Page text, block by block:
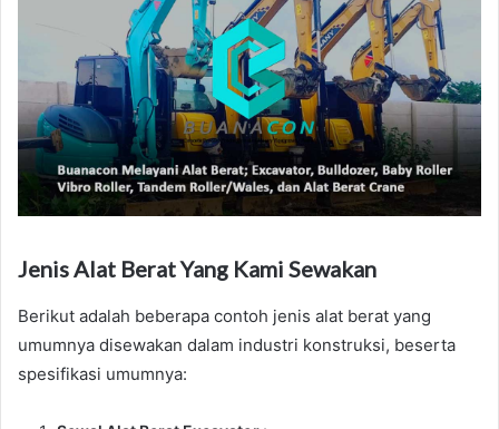
Jenis Alat Berat Yang Kami Sewakan
Berikut adalah beberapa contoh jenis alat berat yang
umumnya disewakan dalam industri konstruksi, beserta
spesifikasi umumnya: